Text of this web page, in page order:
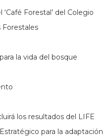
Forestal’ del Colegio
Forestales
la vida del bosque
los resultados del LIFE
para la adaptación